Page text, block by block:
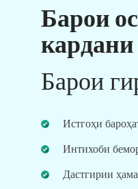
Барои
Барои
Истгоҳи
Интихоби
Дастгирии
Манфиатҳои мо
Пас аз
Дастгирии тиббӣ ва
бораи ниёзҳои